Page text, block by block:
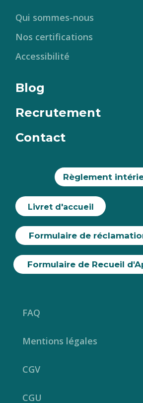
Qui sommes-nous
Nos certifications
Accessibilité
Blog
Recrutement
Contact
Règlement
Livret d'accueil
Formulaire de
Formulaire de Recueil
FAQ
Mentions légales
CGV
CGU